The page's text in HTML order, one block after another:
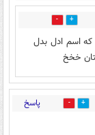
5
اسم ادل بدل
خخخ
16 پاسخ